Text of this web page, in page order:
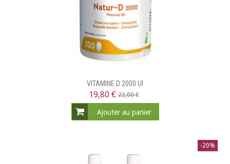
VITAMINE D 2000 UI
19,80 €22,00 €
Ajouter au panier
-20%